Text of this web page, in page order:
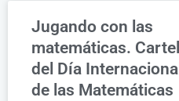
Jugando con las
matemáticas. Cartel
del Día Internacional
de las Matemáticas